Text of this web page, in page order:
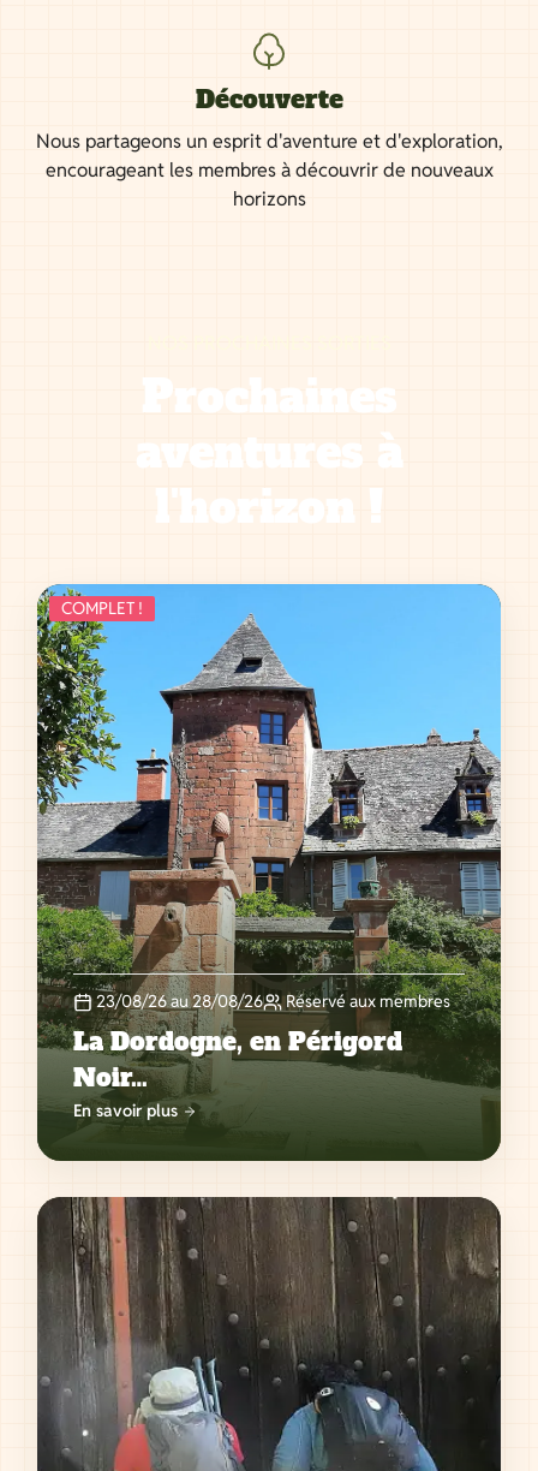
Découverte
Nous partageons un esprit d'aventure et d'exploration,
encourageant les membres à découvrir de nouveaux
horizons
Prochaines
aventures à
l'horizon !
COMPLET !
23/08/26 au 28/08/26 Réservé aux membres
La Dordogne, en Périgord
Noir…
En savoir plus